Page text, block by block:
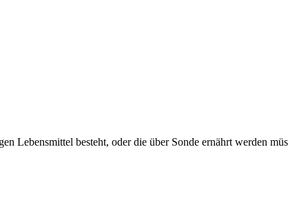
Lebensmittel besteht, oder die über Sonde ernährt werden